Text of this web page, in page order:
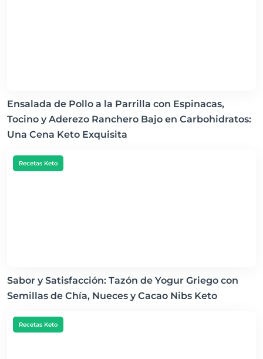
Ensalada de Pollo a la Parrilla con Espinacas,
Tocino y Aderezo Ranchero Bajo en Carbohidratos:
Una Cena Keto Exquisita
Recetas Keto
Sabor y Satisfacción: Tazón de Yogur Griego con
Semillas de Chía, Nueces y Cacao Nibs Keto
Recetas Keto